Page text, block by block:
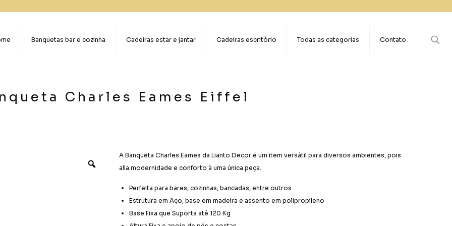
Banquetas bar e cozinha Cadeiras estar e jantar Cadeiras escritório Todas as categorias Contato
Charles Eames Eiffel
A Banqueta Charles Eames da Lianto Decor é um item versátil para diversos ambientes, pois
alia modernidade e conforto à uma única peça.
Perfeita para bares, cozinhas, bancadas, entre outros
Estrutura em Aço, base em madeira e assento em polipropileno
Base Fixa que Suporta até 120 Kg